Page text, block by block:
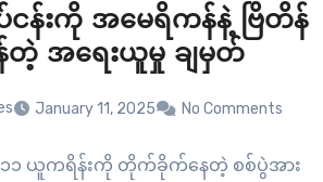
ငန်းကို အမေရိကန်နဲ့ ဗြိတိန်
န်တဲ့ အရေးယူမှု ချမှတ်
January 11, 2025 No Comments
ရီ ၁၁ ယူကရိန်းကို တိုက်ခိုက်နေတဲ့ စစ်ပွဲအား